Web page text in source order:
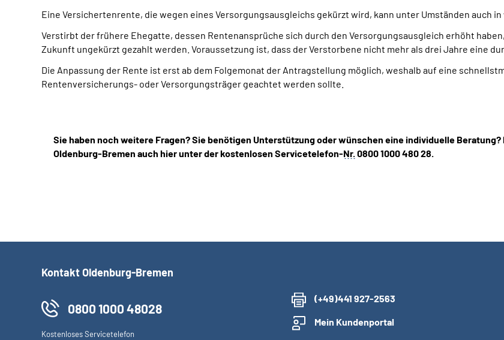
Eine Versichertenrente, die wegen eines Versorgungsausgleichs gekürzt wird, kann unter Umständen auch
Verstirbt der frühere Ehegatte, dessen Rentenansprüche sich durch den Versorgungsausgleich erhöht
Zukunft ungekürzt gezahlt werden. Voraussetzung ist, dass der Verstorbene nicht mehr als drei Jahre eine
Die Anpassung der Rente ist erst ab dem Folgemonat der Antragstellung möglich, weshalb auf eine
Rentenversicherungs- oder Versorgungsträger geachtet werden sollte.
Sie haben noch weitere Fragen? Sie benötigen Unterstützung oder wünschen eine individuelle
Oldenburg-Bremen auch hier unter der kostenlosen Servicetelefon-Nr.0800 1000 480 28.
Kontakt Oldenburg-Bremen
0800 1000 48028
Kostenloses Servicetelefon
(+49)441 927-2563
Mein Kundenportal